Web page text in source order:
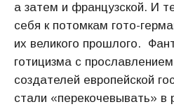
а затем и французской. И
себя к потомкам гото-
их великого прошлого.
готицизма с
создателей европейской
стали «перекочевывать» в